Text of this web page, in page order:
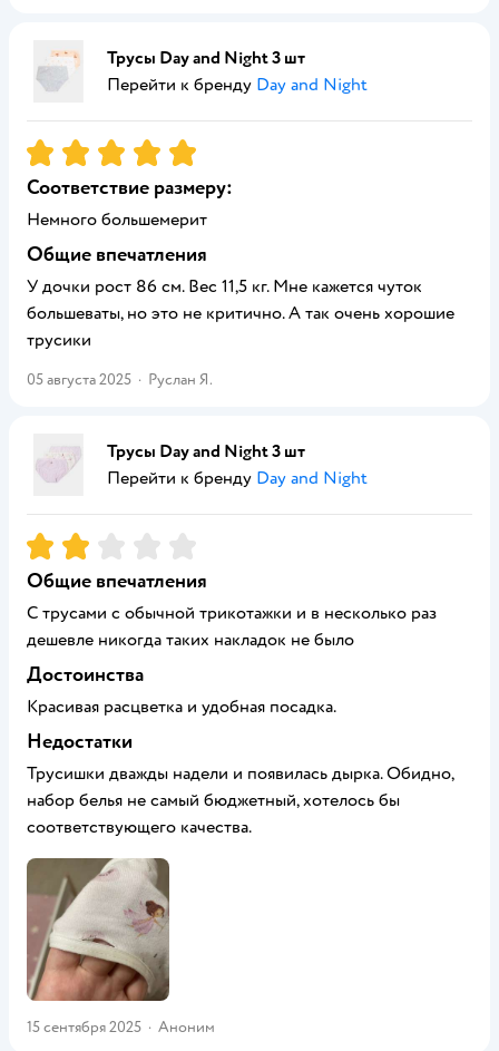
Трусы Day and Night 3 шт
Перейти к бренду Day and Night
Рейтинг:5
Соответствие размеру:
Немного большемерит
Общие впечатления
У дочки рост 86 см. Вес 11,5 кг. Мне кажется чуток
большеваты, но это не критично. А так очень хорошие
трусики
05 августа 2025 · Руслан Я.
Трусы Day and Night 3 шт
Перейти к бренду Day and Night
Рейтинг:2
Общие впечатления
С трусами с обычной трикотажки и в несколько раз
дешевле никогда таких накладок не было
Достоинства
Красивая расцветка и удобная посадка.
Недостатки
Трусишки дважды надели и появилась дырка. Обидно,
набор белья не самый бюджетный, хотелось бы
соответствующего качества.
15 сентября 2025 · Аноним